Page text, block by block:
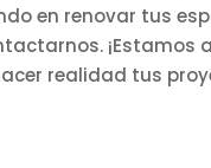
en renovar tus
¡Estamos
realidad tus